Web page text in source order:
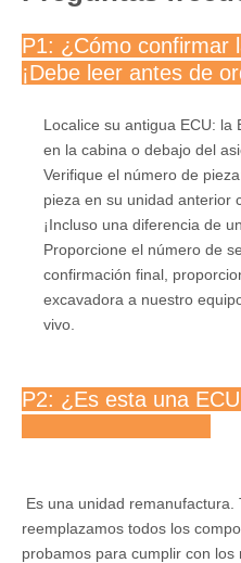
P1: ¿Cómo confirmar
¡Debe leer
Localice su antigua ECU: la
en la cabina o debajo del
Verifique el número de
pieza en su unidad anterior
¡Incluso una diferencia de
Proporcione el número de
confirmación final,
excavadora a nuestro
vivo.
P2: ¿Es esta una
Es una unidad remanufactura.
reemplazamos todos los
probamos para cumplir con los